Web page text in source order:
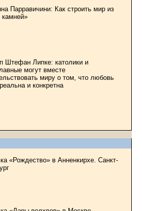
Парравичини: Как строить мир из
камней»
Штефан Липке: католики и
могут вместе
миру о том, что любовь
и конкретна
«Рождество» в Анненкирхе. Санкт-